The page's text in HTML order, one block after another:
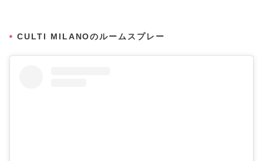
CULTI MILANOのルームスプレー